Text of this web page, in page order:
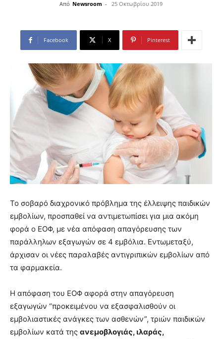
Από Newsroom - 25 Οκτωβρίου 2019
Facebook X Pinterest
Το σοβαρό διαχρονικό πρόβλημα της έλλειψης παιδικών
εμβολίων, προσπαθεί να αντιμετωπίσει για μια ακόμη
φορά ο ΕΟΦ, με νέα απόφαση απαγόρευσης των
παράλληλων εξαγωγών σε 4 εμβόλια. Εντωμεταξύ,
άρχισαν οι νέες παραλαβές αντιγριπικών εμβολίων από
τα φαρμακεία.
Η απόφαση του ΕΟΦ αφορά στην απαγόρευση
εξαγωγών “προκειμένου να εξασφαλισθούν οι
εμβολιαστικές ανάγκες των ασθενών”, τριών παιδικών
εμβολίων κατά της ανεμοβλογιάς, ιλαράς,